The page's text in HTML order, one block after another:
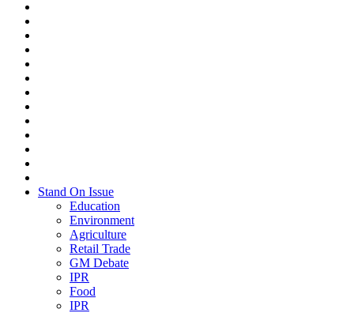
Stand On Issue
Education
Environment
Agriculture
Retail Trade
GM Debate
IPR
Food
IPR